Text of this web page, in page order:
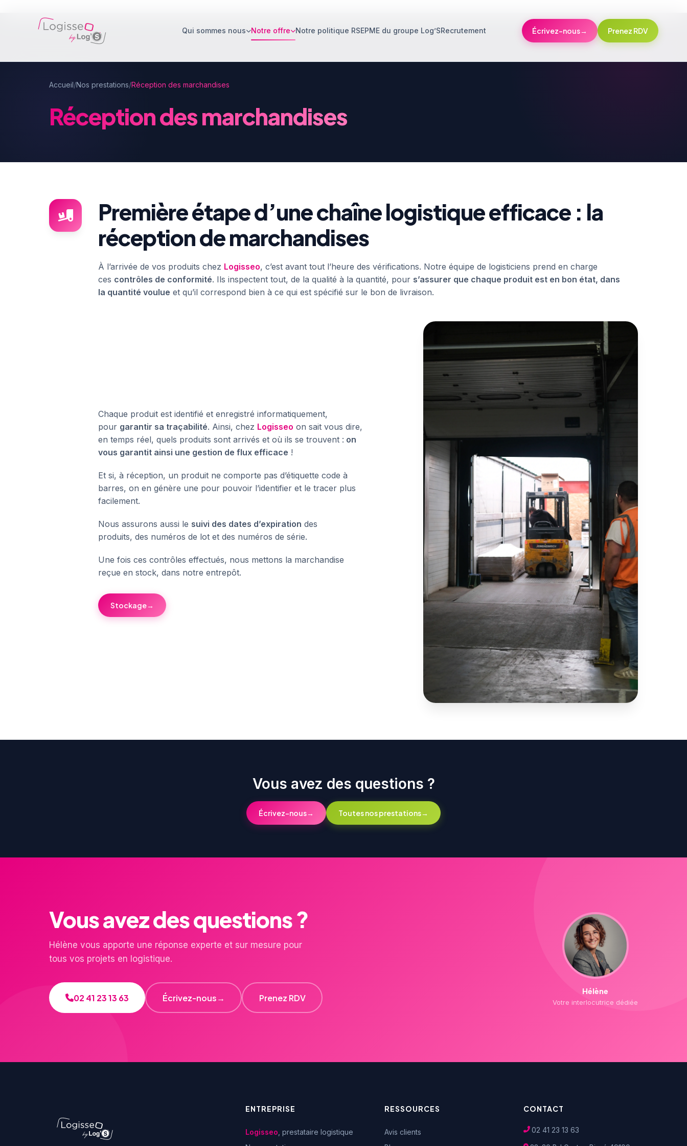
Qui sommes nous Notre offre Notre politique RSEPME du groupe Log’SRecrutement Écrivez-nous→ Prenez RDV
Accueil/Nos prestations/Réception des marchandises
Réception des marchandises
Première étape d’une chaîne logistique efficace : la
réception de marchandises
À l’arrivée de vos produits chez Logisseo, c’est avant tout l’heure des vérifications. Notre équipe de logisticiens prend en charge
ces contrôles de conformité. Ils inspectent tout, de la qualité à la quantité, pour s’assurer que chaque produit est en bon état, dans
la quantité voulue et qu’il correspond bien à ce qui est spécifié sur le bon de livraison.
Chaque produit est identifié et enregistré informatiquement,
pour garantir sa traçabilité. Ainsi, chez Logisseo on sait vous dire,
en temps réel, quels produits sont arrivés et où ils se trouvent : on
vous garantit ainsi une gestion de flux efficace !
Et si, à réception, un produit ne comporte pas d’étiquette code à
barres, on en génère une pour pouvoir l’identifier et le tracer plus
facilement.
Nous assurons aussi le suivi des dates d’expiration des
produits, des numéros de lot et des numéros de série.
Une fois ces contrôles effectués, nous mettons la marchandise
reçue en stock, dans notre entrepôt.
Stockage→
Vous avez des questions ?
Écrivez-nous→ Toutes nos prestations→
Vous avez des questions ?
Hélène vous apporte une réponse experte et sur mesure pour
tous vos projets en logistique.
02 41 23 13 63 Écrivez-nous→ Prenez RDV
Hélène
Votre interlocutrice dédiée
ENTREPRISE
Logisseo , prestataire logistique
RESSOURCES
Avis clients
CONTACT
02 41 23 13 63